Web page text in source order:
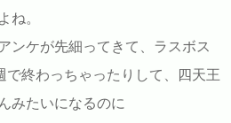
ね。
ンケが先細ってきて、ラスボス
で終わっちゃったりして、四天王
みたいになるのに